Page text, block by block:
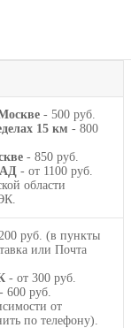
- 500 руб.
15 км - 800
- 850 руб.
- от 1100 руб.
области
руб. (в пункты
или Почта
- от 300 руб.
- 600 руб.
от
по телефону).